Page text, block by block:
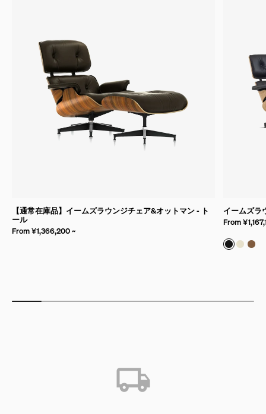
【通常在庫品】イームズラウンジチェア&オットマン - ト
ール
From ¥1,366,200 ~
イームズラ
From
バンブー
バン
バ